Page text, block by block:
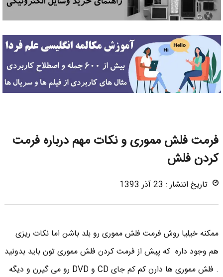
فرمت فلش مموری و نکات مهم درباره فرمت
کردن فلش
تاریخ انتشار : 23 آذر 1393
ممکنه خیلیا روش فرمت فلش مموری رو بلد باشن اما نکات ریزی
هم وجود داره که پیش از فرمت کردن فلش مموری تون باید بدونید
. فلش مموری ها دارن کم کم جای CD و DVD رو می گیرن و دیگه